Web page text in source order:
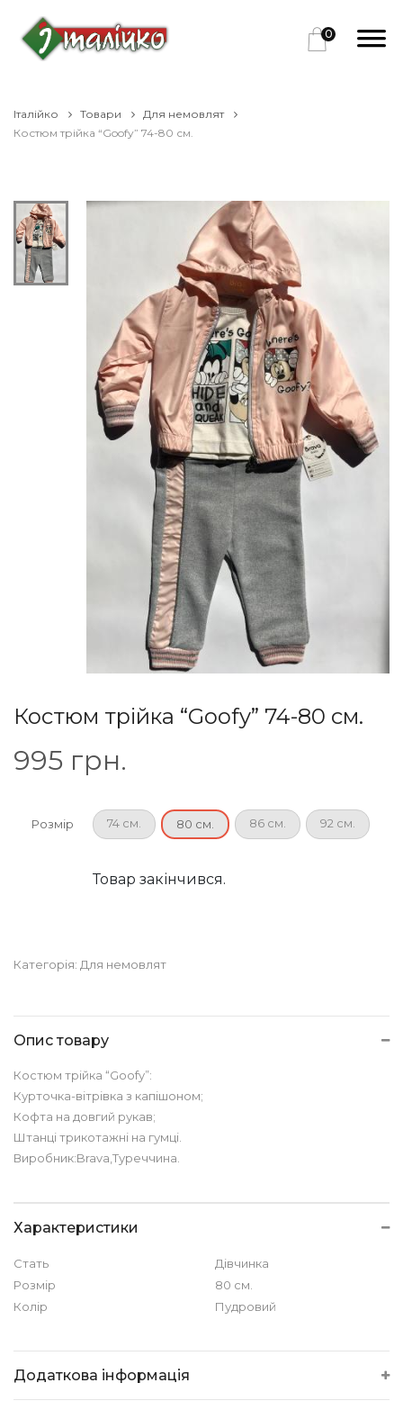
0
Італійко Товари
Для немовлят
Костюм трійка “Goofy” 74-80 см.
Костюм трійка “Goofy” 74-80 см.
995 грн.
Розмір 74 см. 80 см. 86 см. 92 см.
Товар закінчився.
Категорія: Для немовлят
Опис товару
Костюм трійка “Goofy”:
Курточка-вітрівка з капішоном;
Кофта на довгий рукав;
Штанці трикотажні на гумці.
Виробник:Brava,Туреччина.
Характеристики
Стать
Дівчинка
Розмір
80 см.
Колір
Пудровий
Додаткова інформація